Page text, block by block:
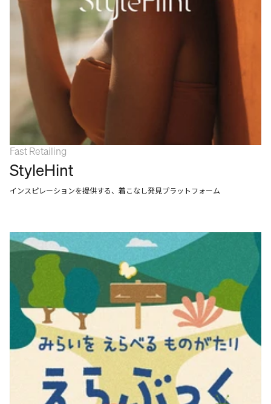
Fast Retailing
StyleHint
インスピレーションを提供する、着こなし発見プラットフォーム